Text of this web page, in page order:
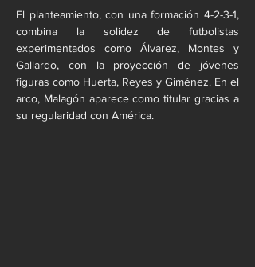
El planteamiento, con una formación 4-2-3-1,
combina la solidez de futbolistas
experimentados como Álvarez, Montes y
Gallardo, con la proyección de jóvenes
figuras como Huerta, Reyes y Giménez. En el
arco, Malagón aparece como titular gracias a
su regularidad con América.